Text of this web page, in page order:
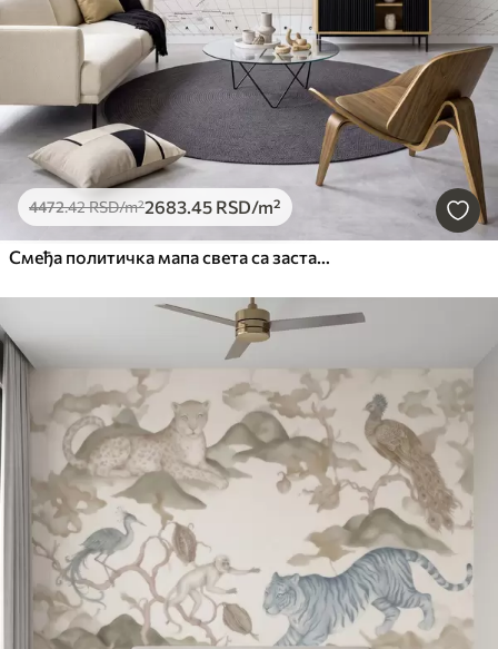
4472.42RSD/m²2683.45 RSD/m²
Смеђа политичка мапа света са заставама на енглеском језику